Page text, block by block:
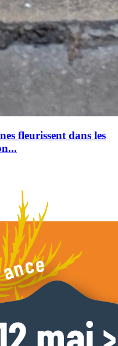
fleurissent dans les